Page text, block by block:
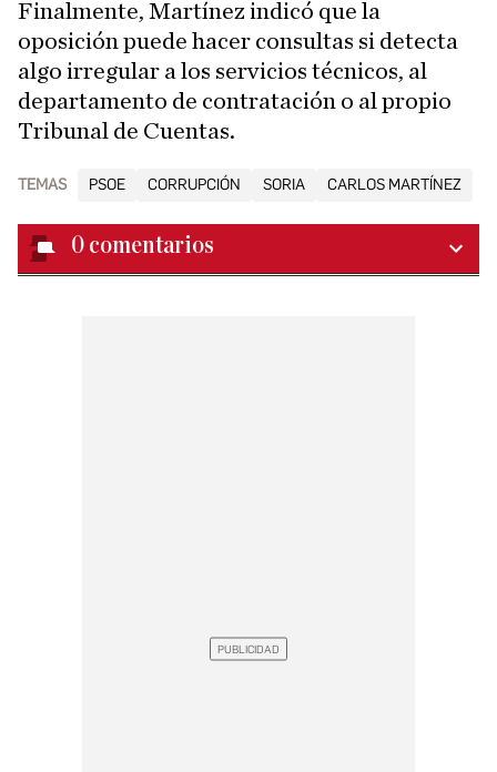
Finalmente, Martínez indicó que la
oposición puede hacer consultas si detecta
algo irregular a los servicios técnicos, al
departamento de contratación o al propio
Tribunal de Cuentas.
TEMAS PSOE CORRUPCIÓN SORIA CARLOS MARTÍNEZ
0 comentarios